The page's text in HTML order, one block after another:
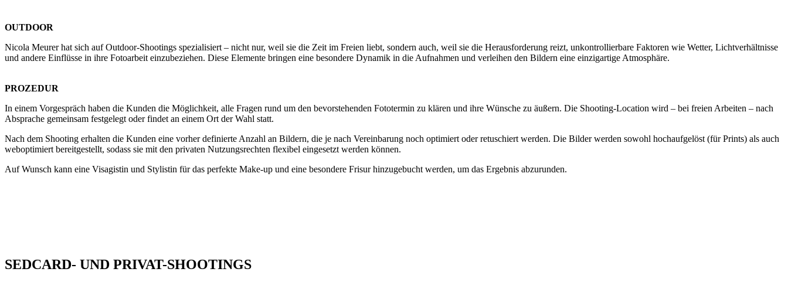
OUTDOOR
Nicola Meurer hat sich auf Outdoor-Shootings spezialisiert – nicht nur, weil sie die Zeit im Freien liebt, sondern auch, weil sie die Herausforderung reizt, unkontrollierbare Faktoren wie Wetter, Lichtverhältnisse
und andere Einflüsse in ihre Fotoarbeit einzubeziehen. Diese Elemente bringen eine besondere Dynamik in die Aufnahmen und verleihen den Bildern eine einzigartige Atmosphäre.
PROZEDUR
In einem Vorgespräch haben die Kunden die Möglichkeit, alle Fragen rund um den bevorstehenden Fototermin zu klären und ihre Wünsche zu äußern. Die Shooting-Location wird – bei freien Arbeiten – nach
Absprache gemeinsam festgelegt oder findet an einem Ort der Wahl statt.
Nach dem Shooting erhalten die Kunden eine vorher definierte Anzahl an Bildern, die je nach Vereinbarung noch optimiert oder retuschiert werden. Die Bilder werden sowohl hochaufgelöst (für Prints) als auch
weboptimiert bereitgestellt, sodass sie mit den privaten Nutzungsrechten flexibel eingesetzt werden können.
Auf Wunsch kann eine Visagistin und Stylistin für das perfekte Make-up und eine besondere Frisur hinzugebucht werden, um das Ergebnis abzurunden.
SEDCARD- UND PRIVAT-SHOOTINGS